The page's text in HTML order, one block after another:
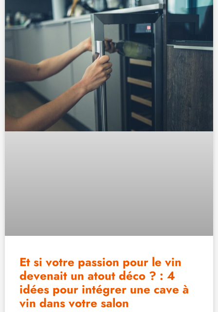
Et si votre passion pour le vin
devenait un atout déco ? : 4
idées pour intégrer une cave à
vin dans votre salon